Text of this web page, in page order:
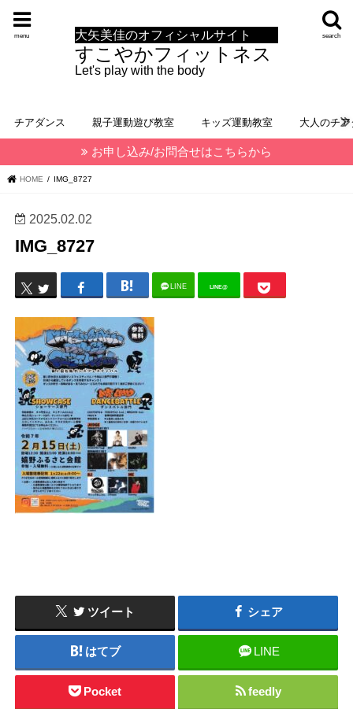
大矢美佳のオフィシャルサイト
すこやかフィットネス
Let's play with the body
search
menu
チアダンス 親子運動遊び教室 キッズ運動教室 大人のチ
お申し込み/お問合せはこちらから
HOME IMG_8727
2025.02.02
IMG_8727
LINE LINE@
ツイート シェア
はてブ LINE
Pocket feedly